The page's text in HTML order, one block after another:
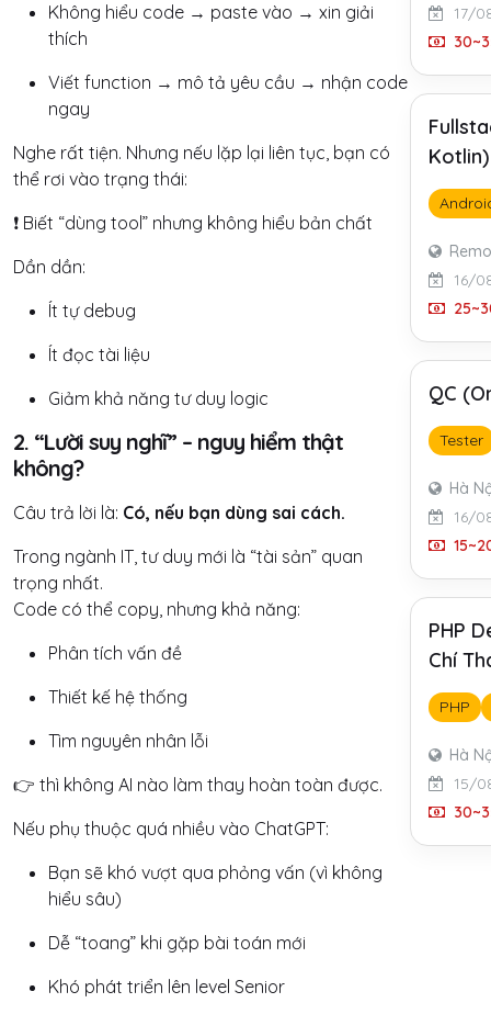
Không hiểu code → paste vào → xin giải
thích
Viết function → mô tả yêu cầu → nhận code
ngay
Nghe rất tiện. Nhưng nếu lặp lại liên tục, bạn có
thể rơi vào trạng thái:
❗ Biết “dùng tool” nhưng không hiểu bản chất
Dần dần:
Ít tự debug
Ít đọc tài liệu
Giảm khả năng tư duy logic
2. “Lười suy nghĩ” – nguy hiểm thật
không?
Câu trả lời là: Có, nếu bạn dùng sai cách.
Trong ngành IT, tư duy mới là “tài sản” quan
trọng nhất.
Code có thể copy, nhưng khả năng:
Phân tích vấn đề
Thiết kế hệ thống
Tìm nguyên nhân lỗi
👉 thì không AI nào làm thay hoàn toàn được.
Nếu phụ thuộc quá nhiều vào ChatGPT:
Bạn sẽ khó vượt qua phỏng vấn (vì không
hiểu sâu)
Dễ “toang” khi gặp bài toán mới
Khó phát triển lên level Senior
17/
16/
QC
Tester
Hà
16/
PHP
Chí
PHP
Hà
15/